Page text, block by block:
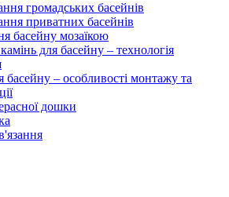
громадських басейнів
приватних басейнів
басейну мозаїкою
для басейну – технологія
басейну – особливості монтажу та
дошки